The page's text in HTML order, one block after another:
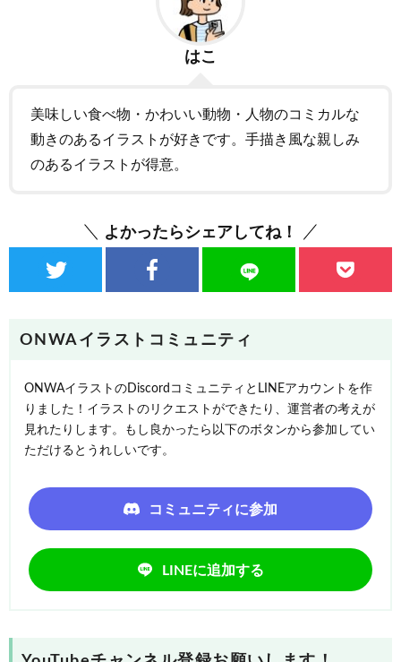
はこ
美味しい食べ物・かわいい動物・人物のコミカルな
動きのあるイラストが好きです。手描き風な親しみ
のあるイラストが得意。
よかったらシェアしてね！
ONWAイラストコミュニティ
ONWAイラストのDiscordコミュニティとLINEアカウントを作
りました！イラストのリクエストができたり、運営者の考えが
見れたりします。もし良かったら以下のボタンから参加してい
ただけるとうれしいです。
コミュニティに参加
LINEに追加する